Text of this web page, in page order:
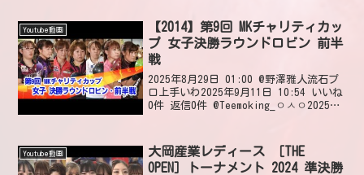
ウ...
Youtube動画
【2014】第9回 MKチャリティカッ
プ 女子決勝ラウンドロビン 前半
戦
2025年8月29日 01:00 @野澤雅人流石プ
ロ上手いわ2025年9月11日 10:54 いいね
0件 返信0件 @Teemoking_ㅇㅅㅇ2025年
Youtube動画
大岡産業レディース ［THE
OPEN］トーナメント 2024 準決勝